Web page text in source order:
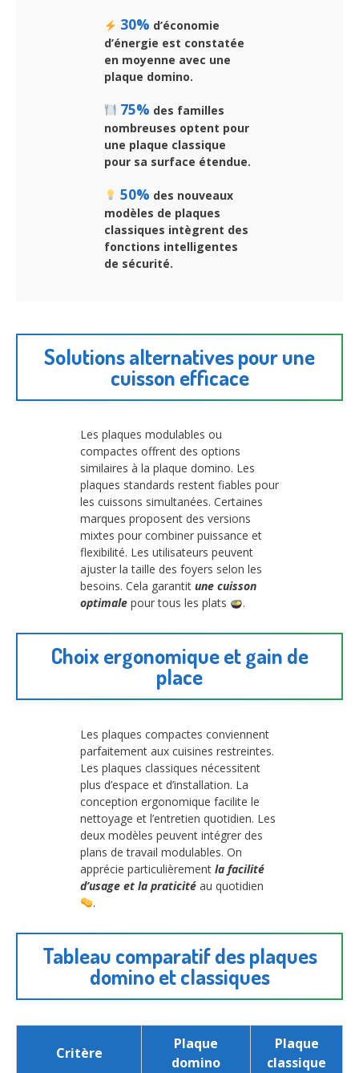
30% d’économie
d’énergie est constatée
en moyenne avec une
plaque domino.
75% des familles
nombreuses optent pour
une plaque classique
pour sa surface étendue.
50% des nouveaux
modèles de plaques
classiques intègrent des
fonctions intelligentes
de sécurité.
Solutions alternatives pour une
cuisson efficace
Les plaques modulables ou
compactes offrent des options
similaires à la plaque domino. Les
plaques standards restent fiables pour
les cuissons simultanées. Certaines
marques proposent des versions
mixtes pour combiner puissance et
flexibilité. Les utilisateurs peuvent
ajuster la taille des foyers selon les
besoins. Cela garantit une cuisson
optimale pour tous les plats .
Choix ergonomique et gain de
place
Les plaques compactes conviennent
parfaitement aux cuisines restreintes.
Les plaques classiques nécessitent
plus d’espace et d’installation. La
conception ergonomique facilite le
nettoyage et l’entretien quotidien. Les
deux modèles peuvent intégrer des
plans de travail modulables. On
apprécie particulièrement la facilité
d’usage et la praticité au quotidien
.
Tableau comparatif des plaques
domino et classiques
Critère
Plaque
domino
Plaque
classique